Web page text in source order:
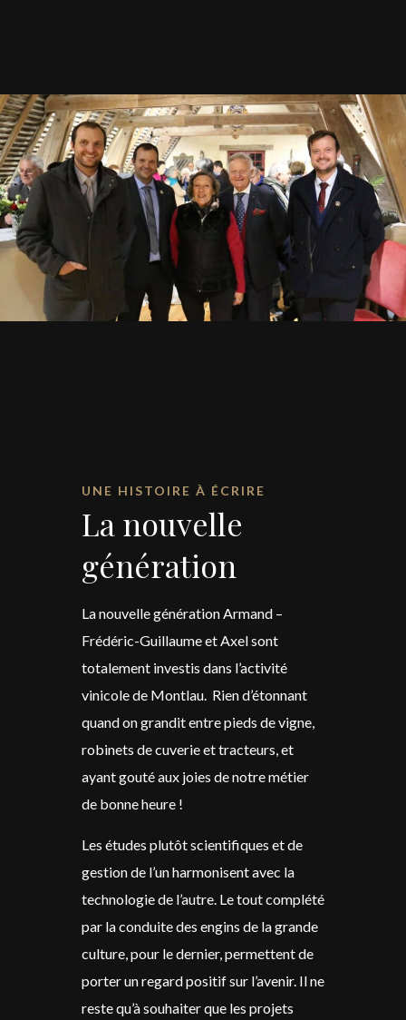
UNE HISTOIRE À ÉCRIRE
La nouvelle
génération
La nouvelle génération Armand –
Frédéric-Guillaume et Axel sont
totalement investis dans l’activité
vinicole de Montlau. Rien d’étonnant
quand on grandit entre pieds de vigne,
robinets de cuverie et tracteurs, et
ayant gouté aux joies de notre métier
de bonne heure !
Les études plutôt scientifiques et de
gestion de l’un harmonisent avec la
technologie de l’autre. Le tout complété
par la conduite des engins de la grande
culture, pour le dernier, permettent de
porter un regard positif sur l’avenir. Il ne
reste qu’à souhaiter que les projets